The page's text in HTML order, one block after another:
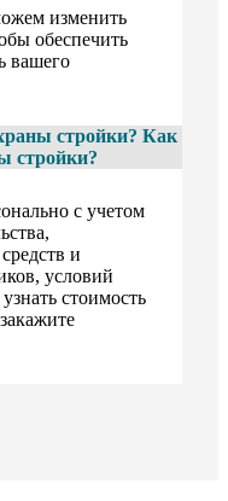
изменить
обеспечить
вашего
стройки? Как
стройки?
с учетом
и
условий
стоимость